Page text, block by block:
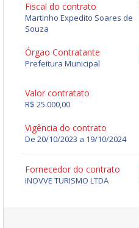
Fiscal do contrato
Martinho Expedito Soares de
Souza
Órgao Contratante
Prefeitura Municipal
Valor contratato
R$ 25.000,00
Vigência do contrato
De 20/10/2023 a 19/10/2024
Fornecedor do contrato
INOVVE TURISMO LTDA